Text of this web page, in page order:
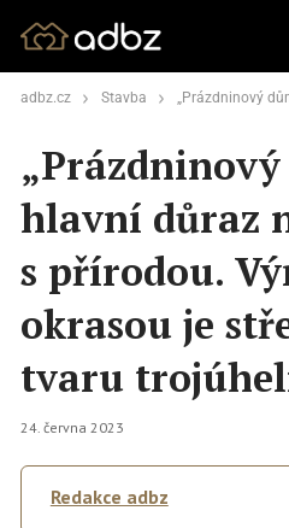
adbz.cz Stavba „Prázdninový dům“ klade hlavní
hlavní důraz
s přírodou.
okrasou je
tvaru
24. června 2023
Redakce adbz